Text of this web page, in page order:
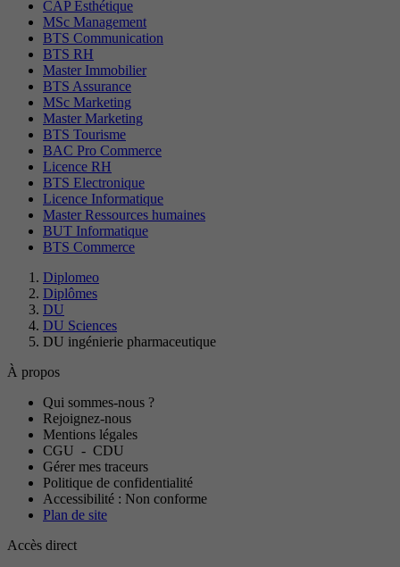
CAP Esthétique
MSc Management
BTS Communication
BTS RH
Master Immobilier
BTS Assurance
MSc Marketing
Master Marketing
BTS Tourisme
BAC Pro Commerce
Licence RH
BTS Electronique
Licence Informatique
Master Ressources humaines
BUT Informatique
BTS Commerce
Diplomeo
Diplômes
DU
DU Sciences
DU ingénierie pharmaceutique
À propos
Qui sommes-nous ?
Rejoignez-nous
Mentions légales
CGU - CDU
Gérer mes traceurs
Politique de confidentialité
Accessibilité : Non conforme
Plan de site
Accès direct